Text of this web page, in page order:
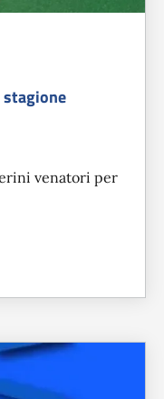
stagione
venatori per
VENATORI